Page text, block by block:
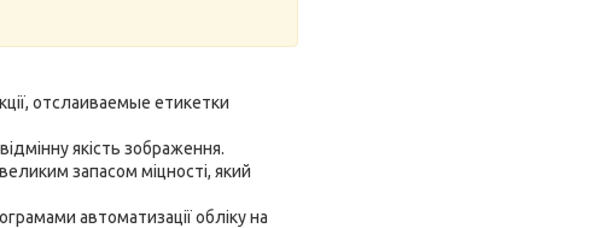
отслаиваемые етикетки
якість зображення.
запасом міцності, який
автоматизації обліку на